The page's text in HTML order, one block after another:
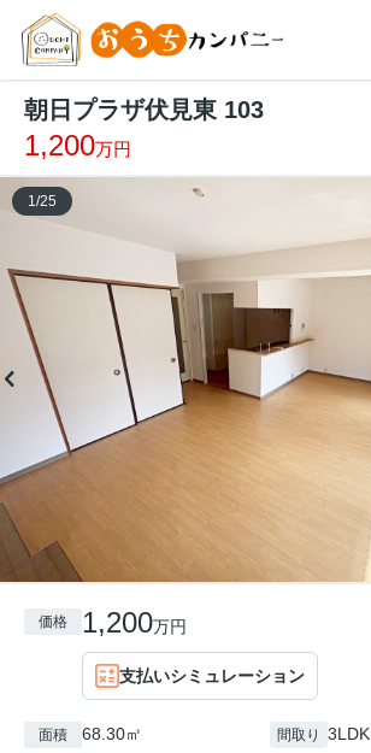
朝日プラザ伏見東 103
1,200万円
1 /25
価格 1,200万円
支払いシミュレーション
面積 68.30㎡ 間取り 3LDK